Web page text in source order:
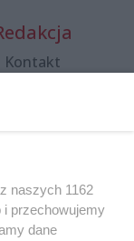
Kontakt
koncert z okazji
portalu
naszych 1162
i przechowujemy
dane